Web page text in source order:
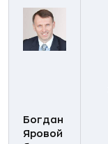
Богдан
Яровой